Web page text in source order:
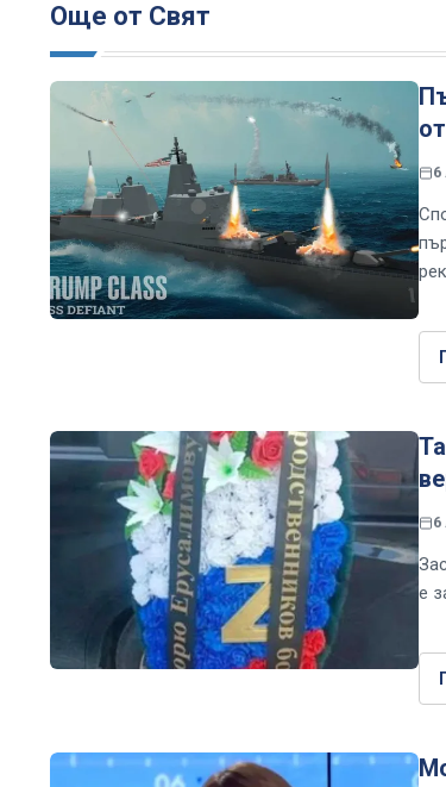
Още от Свят
6
6
е